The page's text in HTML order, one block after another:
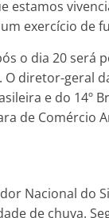
estamos
exercício de
o dia 20 será
diretor-geral
e do 14º
de Comércio
Nacional do
de chuva.